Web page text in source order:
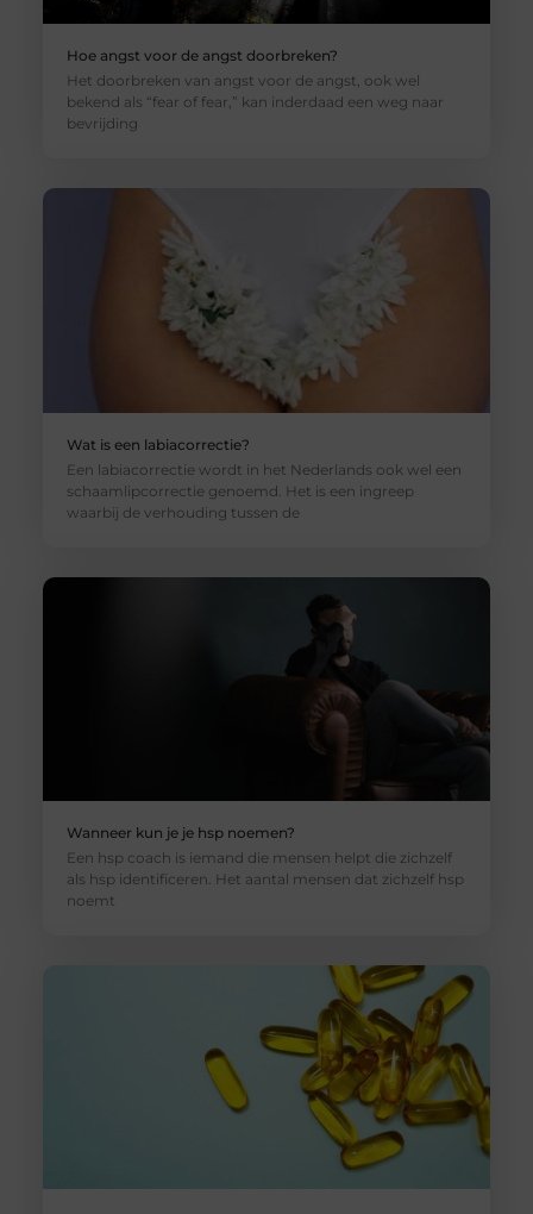
Hoe angst voor de angst doorbreken?
Het doorbreken van angst voor de angst, ook wel
bekend als “fear of fear,” kan inderdaad een weg naar
bevrijding
Wat is een labiacorrectie?
Een labiacorrectie wordt in het Nederlands ook wel een
schaamlipcorrectie genoemd. Het is een ingreep
waarbij de verhouding tussen de
Wanneer kun je je hsp noemen?
Een hsp coach is iemand die mensen helpt die zichzelf
als hsp identificeren. Het aantal mensen dat zichzelf hsp
noemt